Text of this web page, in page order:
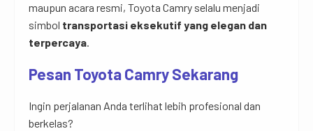
maupun acara resmi, Toyota Camry selalu menjadi
simbol transportasi eksekutif yang elegan dan
terpercaya.
Pesan Toyota Camry Sekarang
Ingin perjalanan Anda terlihat lebih profesional dan
berkelas?